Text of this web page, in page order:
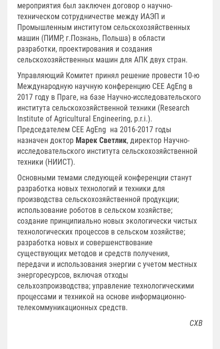
мероприятия был заключен договор о научно-
техническом сотрудничестве между ИАЭП и
Промышленным институтом сельскохозяйственных
машин (ПИМР, г.Познань, Польша) в области
разработки, проектирования и создания
сельскохозяйственных машин для АПК двух стран.
Управляющий Комитет принял решение провести 10-ю
Международную научную конференцию CEE AgEng в
2017 году в Праге, на базе Научно-исследовательского
института сельскохозяйственной техники (Research
Institute of Agricultural Engineering, p.r.i.).
Председателем CEE AgEng на 2016-2017 годы
назначен доктор Марек Светлик, директор Научно-
исследовательского института сельскохозяйственной
техники (НИИСТ).
Основными темами следующей конференции станут
разработка новых технологий и техники для
производства сельскохозяйственной продукции;
использование роботов в сельском хозяйстве;
создание принципиально новых экологически чистых
технологических процессов в сельском хозяйстве;
разработка новых и совершенствование
существующих методов и средств получения,
передачи и использования энергии с учетом местных
энергоресурсов, включая отходы
сельхозпроизводства; управление технологическими
процессами и техникой на основе информационно-
телекоммуникационных средств.
СХВ